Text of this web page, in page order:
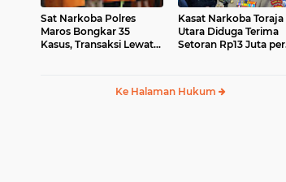
Sat Narkoba Polres
Maros Bongkar 35
Kasus, Transaksi Lewat
Kasat Narkoba Toraja
Utara Diduga Terima
Setoran Rp13 Juta per
Ke Halaman Hukum